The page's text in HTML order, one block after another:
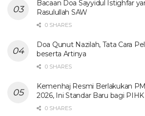
Bacaan Doa Sayyidul Istighfar
Rasulullah SAW
0 SHARES
Doa Qunut Nazilah, Tata Cara
beserta Artinya
0 SHARES
Kemenhaj Resmi Berlakukan
2026, Ini Standar Baru bagi
0 SHARES